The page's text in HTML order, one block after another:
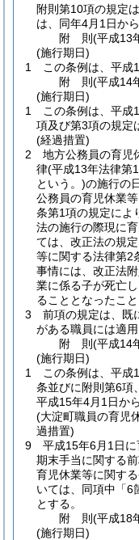
附則第10項の規定
は、同年4月1日から
附 則(平成13
(施行期日)
1
この条例は、平成
附 則(平成14
(施行期日)
1
この条例は、平成
項及び第3項の規定
(経過措置)
2
地方公務員の育児
律(平成13年法律第
という。)の施行の
公務員の育児休業
条第1項の規定によ
法の施行の際現に
ては、改正法の規
等に関する法律第2
事情には、改正法
業に係る子が死亡
ることとなったこ
3
前項の規定は、既
がある職員には適用
附 則(平成14
(施行期日)
1
この条例は、平成
条並びに附則第6項
平成15年4月1日か
(大淀町職員の育児
過措置)
9
平成15年6月1日
期末手当に関する
育児休業等に関す
いては、同項中「6
とする。
附 則(平成18
(施行期日)